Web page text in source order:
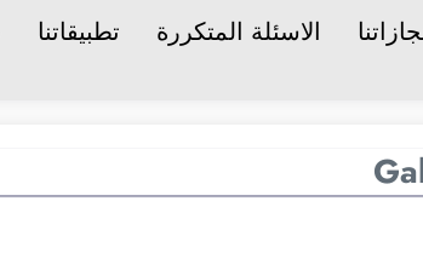
الاسئلة المتكررة تطبيقاتنا